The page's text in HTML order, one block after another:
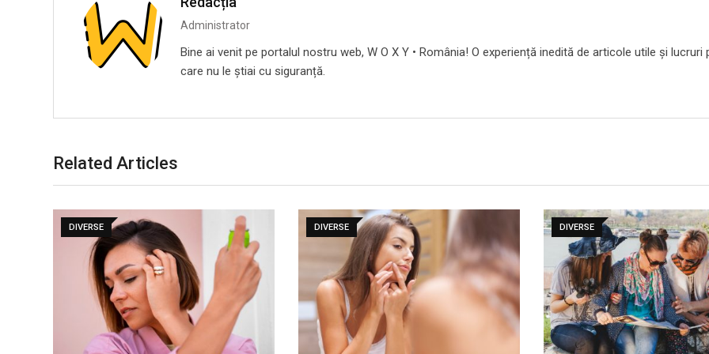
Administrator
Bine ai venit pe portalul nostru web, W O X Y • România! O experiență inedită de articole utile și lucruri
care nu le știai cu siguranță.
Related Articles
DIVERSE DIVERSE DIVERSE